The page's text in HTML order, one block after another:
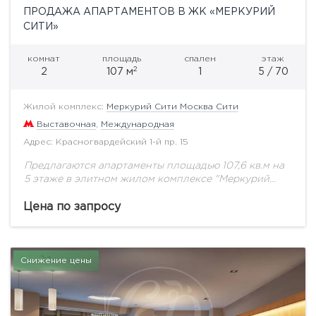
ПРОДАЖА АПАРТАМЕНТОВ В ЖК «МЕРКУРИЙ
СИТИ»
комнат
2
площадь
107 м2
спален
1
этаж
5 / 70
Жилой комплекс: Меркурий Сити Москва Сити
Выставочная Международная
Адрес: Красногвардейский 1-й пр. 15
Предлагаются апартаменты площадью 107,6 кв.м на
5 этаже в элитном жилом комплексе "Меркурий
«Меркурий Сити» имеют оптимальные
Цена по запросу
Снижение цены